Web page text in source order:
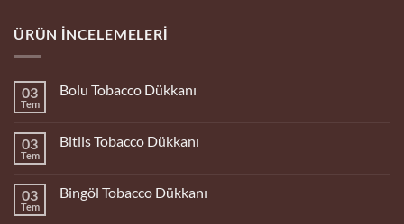
ÜRÜN İNCELEMELERI
03
Tem
Bolu Tobacco Dükkanı
Tobacco
03
Tem
Bitlis Tobacco Dükkanı
Tobacco
03
Tem
Bingöl Tobacco Dükkanı